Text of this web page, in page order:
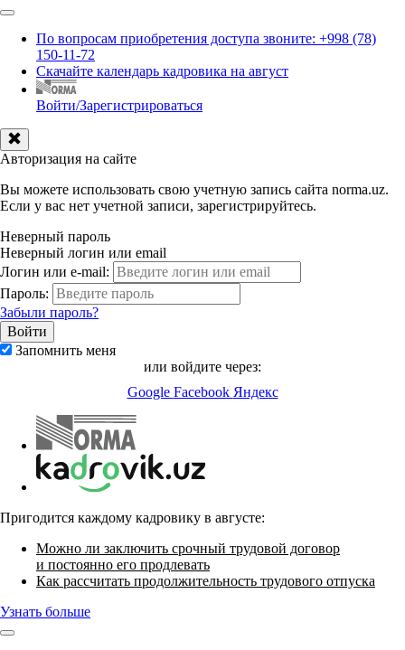
По вопросам приобретения доступа звоните: +998 (78)
150-11-72
Скачайте календарь кадровика на август
Войти/Зарегистрироваться
Авторизация на сайте
Вы можете использовать свою учетную запись сайта norma.uz.
Если у вас нет учетной записи, зарегистрируйтесь.
Неверный пароль
Неверный логин или email
Логин или e-mail:
Пароль:
Забыли пароль?
Запомнить меня
или войдите через:
Google Facebook Яндекс
Пригодится каждому кадровику в августе:
Можно ли заключить срочный трудовой договор
и постоянно его продлевать
Как рассчитать продолжительность трудового отпуска
Узнать больше